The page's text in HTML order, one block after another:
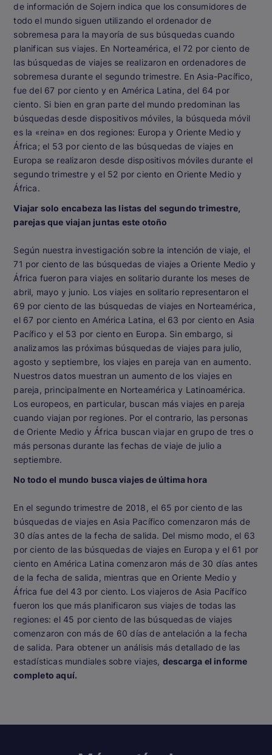
de información de Sojern indica que los consumidores de
todo el mundo siguen utilizando el ordenador de
sobremesa para la mayoría de sus búsquedas cuando
planifican sus viajes. En Norteamérica, el 72 por ciento de
las búsquedas de viajes se realizaron en ordenadores de
sobremesa durante el segundo trimestre. En Asia-Pacífico,
fue del 67 por ciento y en América Latina, del 64 por
ciento. Si bien en gran parte del mundo predominan las
búsquedas desde dispositivos móviles, la búsqueda móvil
es la «reina» en dos regiones: Europa y Oriente Medio y
África; el 53 por ciento de las búsquedas de viajes en
Europa se realizaron desde dispositivos móviles durante el
segundo trimestre y el 52 por ciento en Oriente Medio y
África.
Viajar solo encabeza las listas del segundo trimestre,
parejas que viajan juntas este otoño
Según nuestra investigación sobre la intención de viaje, el
71 por ciento de las búsquedas de viajes a Oriente Medio y
África fueron para viajes en solitario durante los meses de
abril, mayo y junio. Los viajes en solitario representaron el
69 por ciento de las búsquedas de viajes en Norteamérica,
el 67 por ciento en América Latina, el 63 por ciento en Asia
Pacífico y el 53 por ciento en Europa. Sin embargo, si
analizamos las próximas búsquedas de viajes para julio,
agosto y septiembre, los viajes en pareja van en aumento.
Nuestros datos muestran un aumento de los viajes en
pareja, principalmente en Norteamérica y Latinoamérica.
Los europeos, en particular, buscan más viajes en pareja
cuando viajan por regiones. Por el contrario, las personas
de Oriente Medio y África buscan viajar en grupo de tres o
más personas durante las fechas de viaje de julio a
septiembre.
No todo el mundo busca viajes de última hora
En el segundo trimestre de 2018, el 65 por ciento de las
búsquedas de viajes en Asia Pacífico comenzaron más de
30 días antes de la fecha de salida. Del mismo modo, el 63
por ciento de las búsquedas de viajes en Europa y el 61 por
ciento en América Latina comenzaron más de 30 días antes
de la fecha de salida, mientras que en Oriente Medio y
África fue del 43 por ciento. Los viajeros de Asia Pacífico
fueron los que más planificaron sus viajes de todas las
regiones: el 45 por ciento de las búsquedas de viajes
comenzaron con más de 60 días de antelación a la fecha
de salida. Para obtener un análisis más detallado de las
estadísticas mundiales sobre viajes, descarga el informe
completo aquí.